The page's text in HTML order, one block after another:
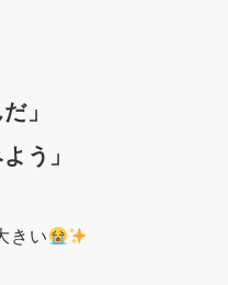
」
う」
きい